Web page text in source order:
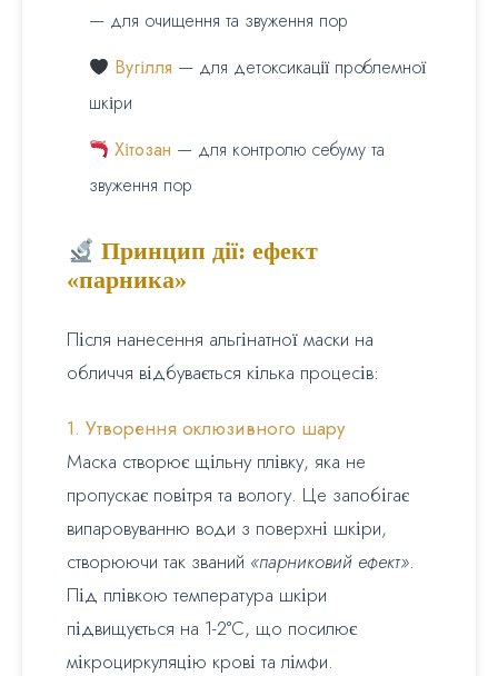
— для очищення та звуження пор
Вугілля — для детоксикації проблемної
шкіри
Хітозан — для контролю себуму та
звуження пор
Принцип дії: ефект
«парника»
Після нанесення альгінатної маски на
обличчя відбувається кілька процесів:
1. Утворення оклюзивного шару
Маска створює щільну плівку, яка не
пропускає повітря та вологу. Це запобігає
випаровуванню води з поверхні шкіри,
створюючи так званий «парниковий ефект».
Під плівкою температура шкіри
підвищується на 1-2°C, що посилює
мікроциркуляцію крові та лімфи.